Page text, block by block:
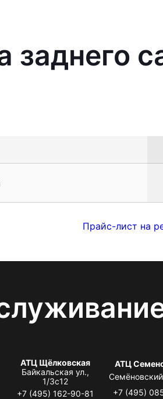
заднего
Прайс-лист на
АТЦ Щёлковская
Байкальская ул.,
1/3с12
+7 (495) 162-90-81
АТЦ
+7 (495)